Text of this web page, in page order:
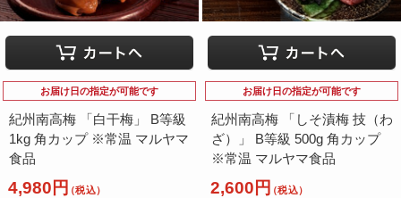
お届け日の指定が可能です
紀州南高梅 「白干梅」 B等級
1kg 角カップ ※常温 マルヤマ
食品
4,980円（税込）
お届け日の指定が可能です
紀州南高梅 「しそ漬梅 技（わ
ざ）」 B等級 500g 角カップ
※常温 マルヤマ食品
2,600円（税込）